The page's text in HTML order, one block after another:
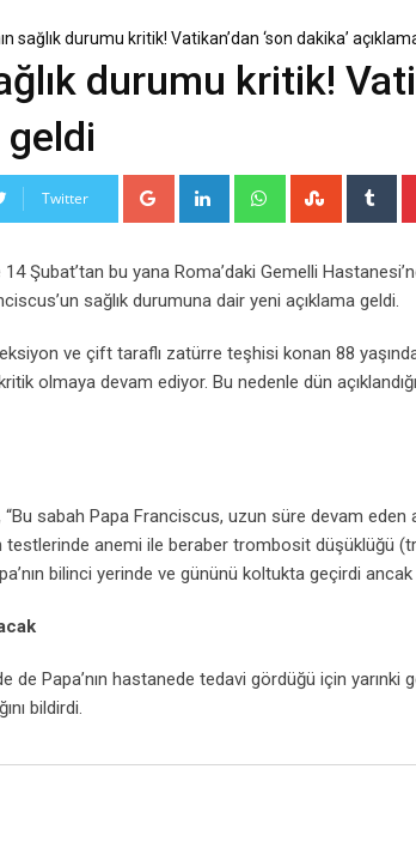
sağlık durumu kritik! Vatikan’dan ‘son dakika’
durumu kritik!
geldi
Twitter Google+ LinkedIn Whatsapp
Şubat’tan bu yana Roma’daki Gemelli
sağlık durumuna dair yeni açıklama geldi.
ve çift taraflı zatürre teşhisi konan 88
kritik olmaya devam ediyor. Bu nedenle dün
“Bu sabah Papa Franciscus, uzun süre devam
testlerinde anemi ile beraber trombosit düşüklüğü
bilinci yerinde ve gününü koltukta geçirdi ancak
de Papa’nın hastanede tedavi gördüğü için yarınki
bildirdi.